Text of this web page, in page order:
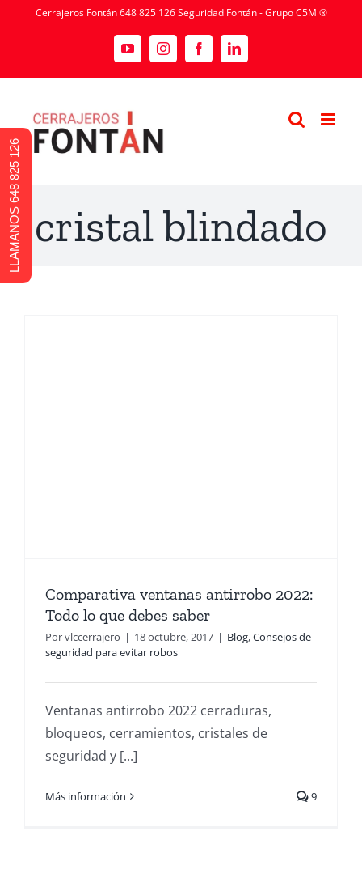
Cerrajeros Fontán 648 825 126 Seguridad Fontán - Grupo C5M ®
cristal blindado
Comparativa ventanas antirrobo 2022:
Todo lo que debes saber
Porvlccerrajero | 18 octubre, 2017 | Blog,Consejos de
seguridad para evitar robos
Ventanas antirrobo 2022 cerraduras,
bloqueos, cerramientos, cristales de
seguridad y [...]
Más información 9
LLAMANOS 648 825 126